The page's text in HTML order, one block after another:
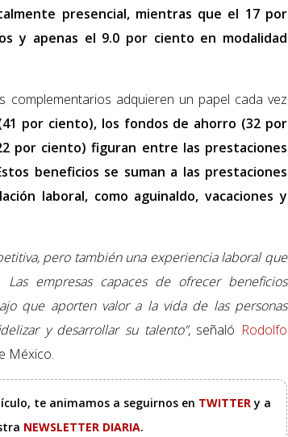
presencial, mientras que el 17 por
y apenas el 9.0 por ciento en modalidad
complementarios adquieren un papel cada vez
por ciento), los fondos de ahorro (32 por
por ciento) figuran entre las prestaciones
beneficios se suman a las prestaciones
laboral, como aguinaldo, vacaciones y
pero también una experiencia laboral que
empresas capaces de ofrecer beneficios
que aporten valor a la vida de las personas
y desarrollar su talento”, señaló Rodolfo
México.
te animamos a seguirnos en TWITTERy a
NEWSLETTER DIARIA.